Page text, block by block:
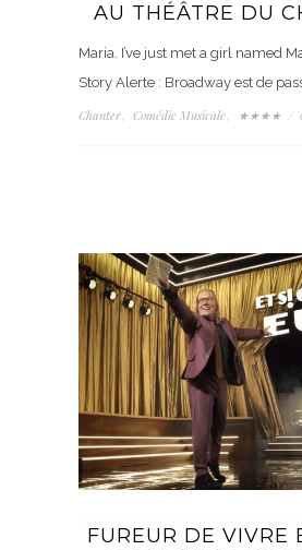
AU THÉÂTRE DU
Maria. I’ve just met a girl named
Story Alerte : Broadway est de
Chanter, Comédie Musicale, ★★★★ /
FUREUR DE VIVRE